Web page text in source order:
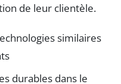
de leur clientèle.
similaires
durables dans le